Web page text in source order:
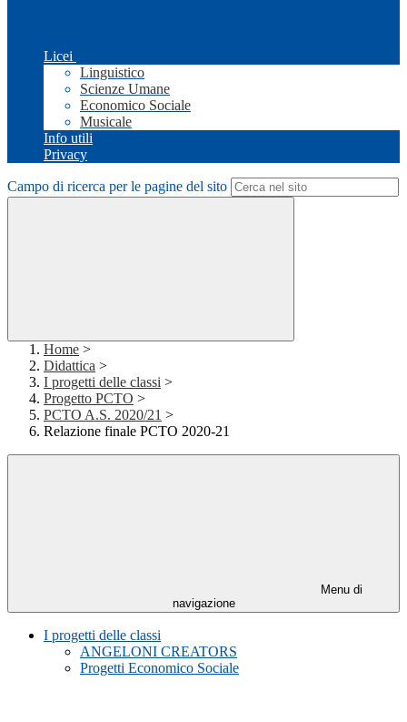
Licei
Linguistico
Scienze Umane
Economico Sociale
Musicale
Info utili
Privacy
Campo di ricerca per le pagine del sito
Home >
Didattica >
I progetti delle classi >
Progetto PCTO >
PCTO A.S. 2020/21 >
Relazione finale PCTO 2020-21
Menu di
navigazione
I progetti delle classi
ANGELONI CREATORS
Progetti Economico Sociale